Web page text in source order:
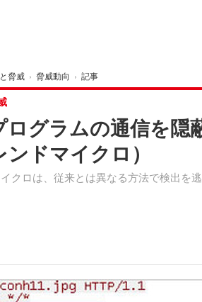
脅威 › 脅威動向 › 記事
ログラムの通信を隠
ンドマイクロ）
イクロは、従来とは異なる方法で検出を